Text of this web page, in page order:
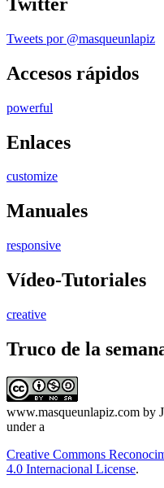
Tweets por @masqueunlapiz
Accesos rápidos
powerful
Enlaces
customize
Manuales
responsive
Vídeo-Tutoriales
creative
Truco de la
www.masqueunlapiz.com by
under a
Creative Commons
4.0 Internacional License.